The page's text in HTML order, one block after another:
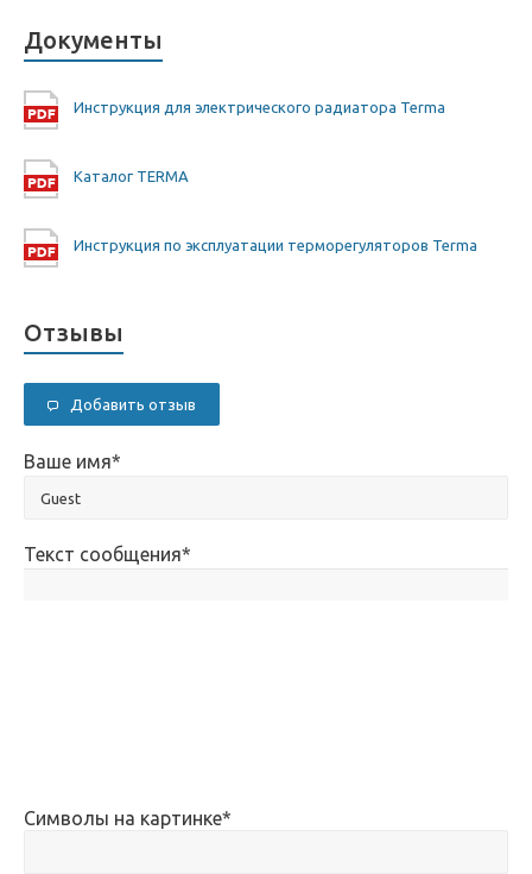
Документы
Инструкция для электрического радиатора Terma
Каталог TERMA
Инструкция по эксплуатации терморегуляторов Terma
Отзывы
Добавить отзыв
Ваше имя*
Текст сообщения*
Символы на картинке*